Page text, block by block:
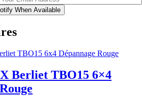
When Available
Berliet TBO15 6×4